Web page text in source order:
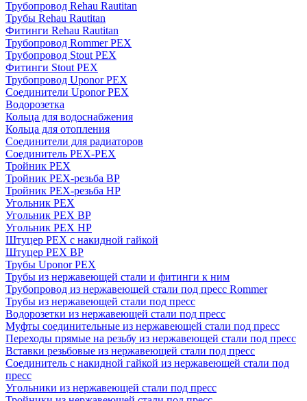
Трубопровод Rehau Rautitan
Трубы Rehau Rautitan
Фитинги Rehau Rautitan
Трубопровод Rommer PEX
Трубопровод Stout PEX
Фитинги Stout PEX
Трубопровод Uponor PEX
Соединители Uponor PEX
Водорозетка
Кольца для водоснабжения
Кольца для отопления
Соединители для радиаторов
Соединитель PEX-PEX
Тройник PEX
Тройник PEX-резьба ВР
Тройник PEX-резьба НР
Угольник PEX
Угольник PEX ВР
Угольник PEX НР
Штуцер PEX c накидной гайкой
Штуцер PEX ВР
Трубы Uponor PEX
Трубы из нержавеющей стали и фитинги к ним
Трубопровод из нержавеющей стали под пресс Rommer
Трубы из нержавеющей стали под пресс
Водорозетки из нержавеющей стали под пресс
Муфты соединительные из нержавеющей стали под пресс
Переходы прямые на резьбу из нержавеющей стали под пресс
Вставки резьбовые из нержавеющей стали под пресс
Соединитель с накидной гайкой из нержавеющей стали под
пресс
Угольники из нержавеющей стали под пресс